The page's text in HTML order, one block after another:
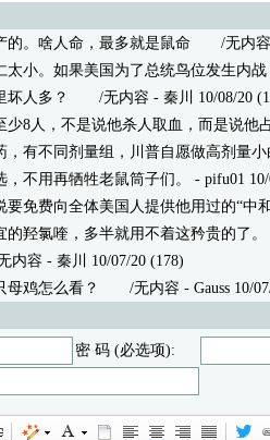
的。啥人命，最多就是鼠命 /无内容 -
太小。如果美国为了总统鸟位发生内
坏人多？
/无内容 - 秦川 10/08/20
少8人，不是说他杀人取血，而是说他
，有不同剂量组，川普自愿做高剂量
不用再牺牲老鼠筒子们。
- pifu01
要免费向全体美国人提供他用过的“中
的羟氯喹，多半就用不着这矜贵的了。
容 - 秦川 10/07/20 (178)
母鸡怎么看？
/无内容 - Gauss 10/
密 码 (必选项):